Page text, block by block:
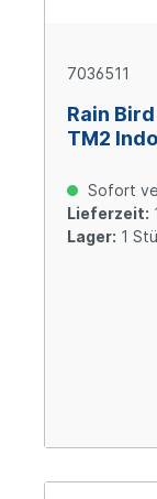
7036511
Rain
TM2
Sofort
Lieferzeit:
Lager: 1